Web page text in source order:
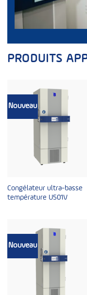
PRODUITS
Nouveau
Congélateur ultra-basse
température U501V
Nouveau